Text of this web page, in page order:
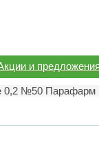
и предложения
0,2 №50 Парафарм